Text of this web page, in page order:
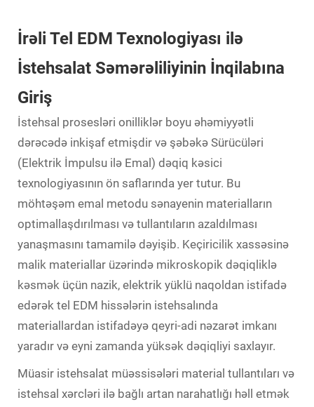
İrəli Tel EDM Texnologiyası ilə
İstehsalat Səmərəliliyinin İnqilabına
Giriş
İstehsal prosesləri onilliklər boyu əhəmiyyətli
dərəcədə inkişaf etmişdir və şəbəkə Sürücüləri
(Elektrik İmpulsu ilə Emal) dəqiq kəsici
texnologiyasının ön saflarında yer tutur. Bu
möhtəşəm emal metodu sənayenin materialların
optimallaşdırılması və tullantıların azaldılması
yanaşmasını tamamilə dəyişib. Keçiricilik xassəsinə
malik materiallar üzərində mikroskopik dəqiqliklə
kəsmək üçün nazik, elektrik yüklü naqoldan istifadə
edərək tel EDM hissələrin istehsalında
materiallardan istifadəyə qeyri-adi nəzarət imkanı
yaradır və eyni zamanda yüksək dəqiqliyi saxlayır.
Müasir istehsalat müəssisələri material tullantıları və
istehsal xərcləri ilə bağlı artan narahatlığı həll etmək